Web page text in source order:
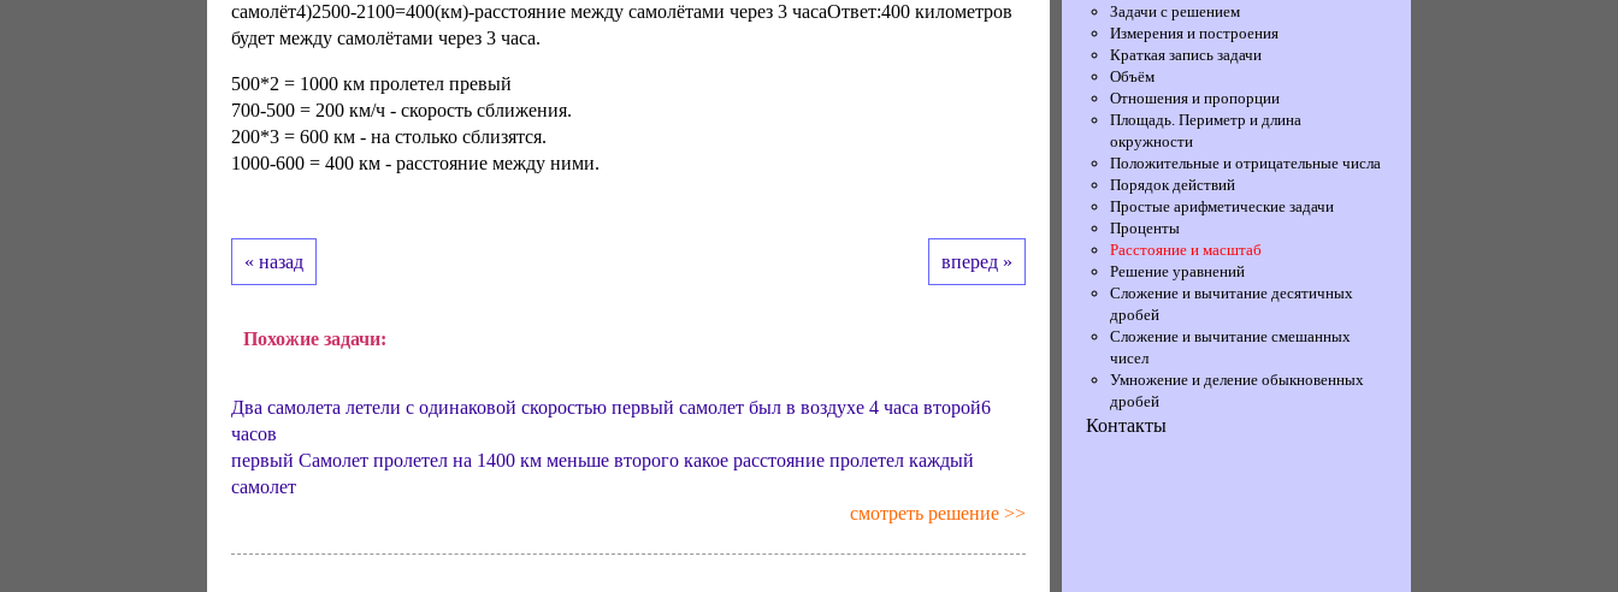
самолёт4)2500-2100=400(км)-расстояние между самолётами через 3 часаОтвет:400 километров
будет между самолётами через 3 часа.
500*2 = 1000 км пролетел превый
700-500 = 200 км/ч - скорость сближения.
200*3 = 600 км - на столько сблизятся.
1000-600 = 400 км - расстояние между ними.
« назад вперед »
Похожие задачи:
Два самолета летели с одинаковой скоростью первый самолет был в воздухе 4 часа второй6
часов
первый Самолет пролетел на 1400 км меньше второго какое расстояние пролетел каждый
самолет
смотреть решение >>
Задачи с решением
Измерения и построения
Краткая запись задачи
Объём
Отношения и пропорции
Площадь. Периметр и длина
окружности
Положительные и отрицательные числа
Порядок действий
Простые арифметические задачи
Проценты
Расстояние и масштаб
Решение уравнений
Сложение и вычитание десятичных
дробей
Сложение и вычитание смешанных
чисел
Умножение и деление обыкновенных
дробей
Контакты